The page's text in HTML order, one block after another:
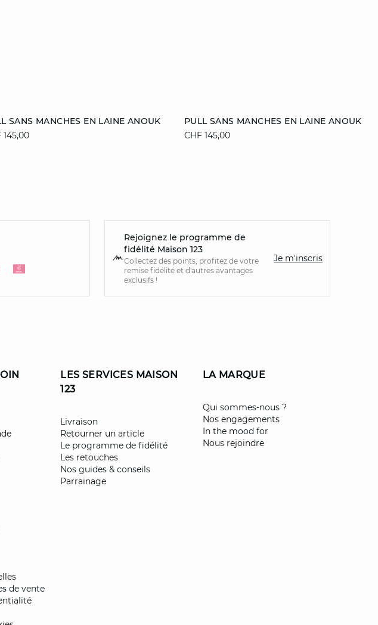
SANS MANCHES EN LAINE ANOUK
145,00
XS
PULL SANS MANCHES EN LAINE ANOUK
CHF 145,00
XS
Rejoignez le programme de
fidélité Maison 123
Collectez des points, profitez de votre
remise fidélité et d'autres avantages
exclusifs !
Je m'inscris
de vente
LES SERVICES MAISON
123
Livraison
Retourner un article
Le programme de fidélité
Les retouches
Nos guides & conseils
Parrainage
LA MARQUE
​Qui sommes-nous ?
Nos engagements
In the mood for
Nous rejoindre